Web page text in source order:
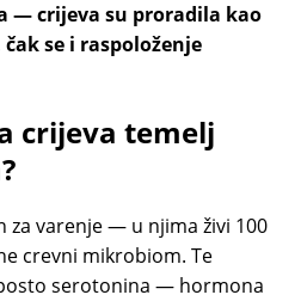
— crijeva su proradila kao
se i raspoloženje
crijeva temelj
za varenje — u njima živi 100
crevni mikrobiom. Te
serotonina — hormona